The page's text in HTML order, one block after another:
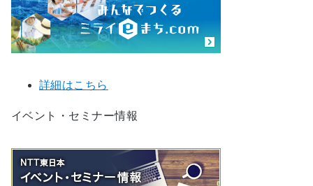
詳細はこちら
イベント・セミナー情報